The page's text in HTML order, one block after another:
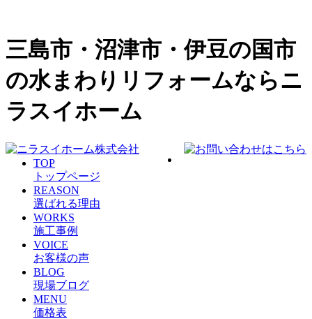
三島市・沼津市・伊豆の国市
の水まわりリフォームならニ
ラスイホーム
TOP
トップページ
REASON
選ばれる理由
WORKS
施工事例
VOICE
お客様の声
BLOG
現場ブログ
MENU
価格表